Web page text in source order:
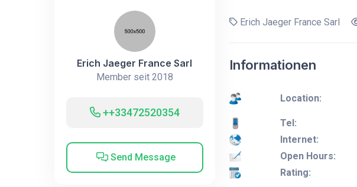
Erich Jaeger France Sarl
Member seit 2018
++33472520354
Send Message
Erich Jaeger France Sarl
Informationen
Location:
Tel:
Internet:
Open Hours:
Rating: